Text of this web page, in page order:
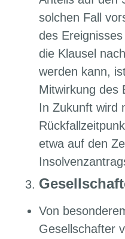
solchen Fall
des
die Klausel
werden kann,
Mitwirkung des
In Zukunft wird
etwa auf den
Von
Gesellschafter